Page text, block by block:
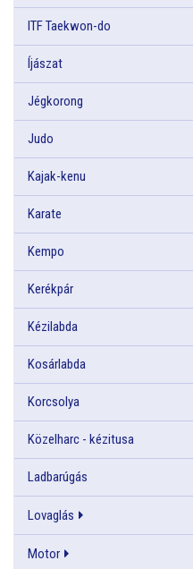
ITF Taekwon-do
Íjászat
Jégkorong
Judo
Kajak-kenu
Karate
Kempo
Kerékpár
Kézilabda
Kosárlabda
Korcsolya
Közelharc - kézitusa
Ladbarúgás
Lovaglás
Motor